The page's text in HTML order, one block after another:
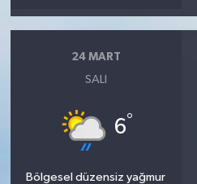
24 MART
SALI
6°
Bölgesel düzensiz yağmur